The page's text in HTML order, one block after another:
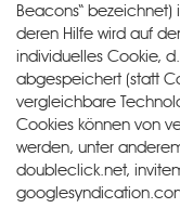
Beacons“
deren Hilfe wird auf
individuelles Cookie,
abgespeichert (statt
vergleichbare
Cookies können von
werden, unter
doubleclick.net,